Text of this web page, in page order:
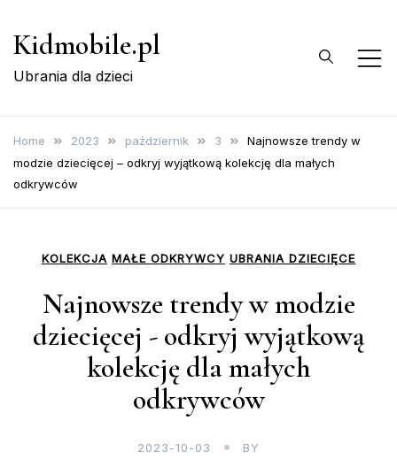
Kidmobile.pl
Ubrania dla dzieci
Home 2023 październik 3
Najnowsze trendy w
modzie dziecięcej – odkryj wyjątkową kolekcję dla małych
odkrywców
KOLEKCJA MAŁE ODKRYWCY UBRANIA DZIECIĘCE
Najnowsze trendy w modzie
dziecięcej - odkryj wyjątkową
kolekcję dla małych
odkrywców
2023-10-03 BY